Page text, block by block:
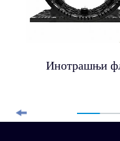
Инотрашњи